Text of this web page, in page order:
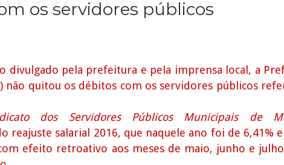
os servidores públicos
divulgado pela prefeitura e pela imprensa local, a
não quitou os débitos com os servidores públicos
dos Servidores Públicos Municipais de
reajuste salarial 2016, que naquele ano foi de 6,41%
efeito retroativo aos meses de maio, junho e